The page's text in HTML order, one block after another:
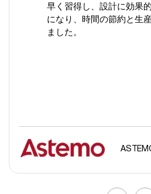
早く習得し、設計に効果
になり、時間の節約と生
ました。